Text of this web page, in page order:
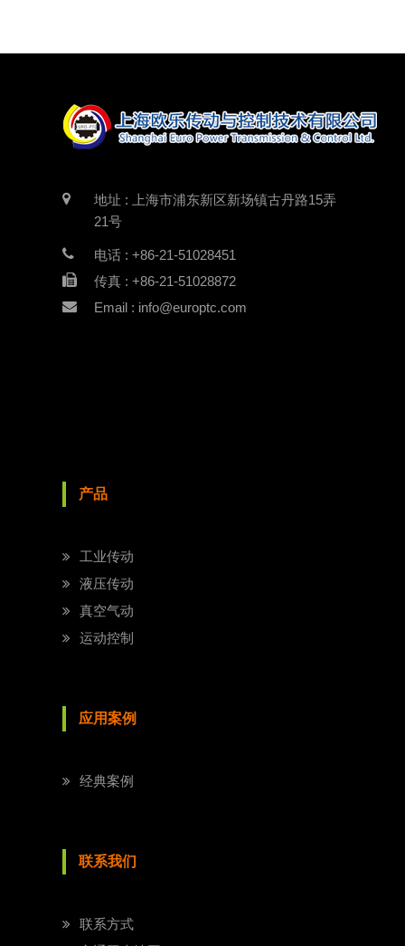
地址 : 上海市浦东新区新场镇古丹路15弄
21号
电话 : +86-21-51028451
传真 : +86-21-51028872
Email : info@europtc.com
产品
工业传动
液压传动
真空气动
运动控制
应用案例
经典案例
联系我们
联系方式